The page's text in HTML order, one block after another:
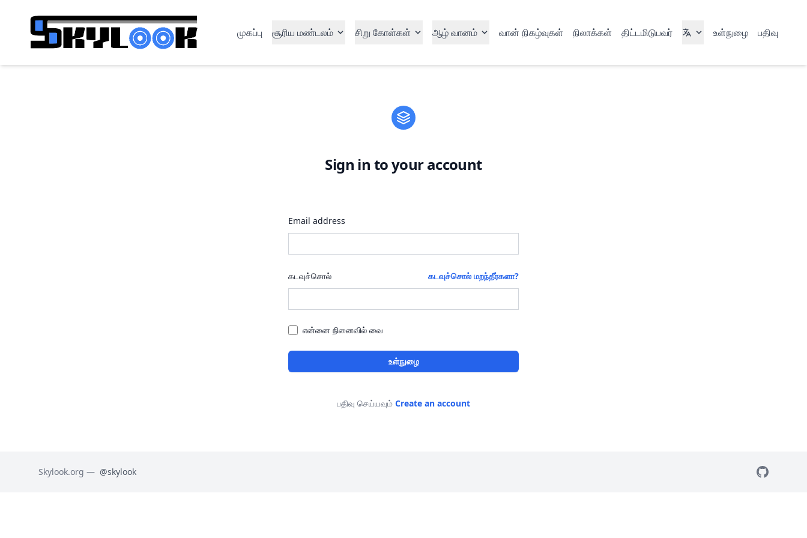
முகப்பு சூரிய மண்டலம் சிறு கோள்கள் ஆழ் வானம் வான் நிகழ்வுகள் நிலாக்கள் திட்டமிடுபவர் உள்நுழை பதிவு
Sign in to your account
Email address
கடவுச்சொல் கடவுச்சொல் மறந்தீர்களா?
என்னை நினைவில் வை
உள்நுழை
பதிவு செய்யவும் Create an account
Skylook.org — @skylook